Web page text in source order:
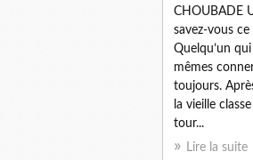
CHOUBADE
savez-vous ce
Quelqu’un
mêmes
toujours.
la vieille
tour...
Lire la suite